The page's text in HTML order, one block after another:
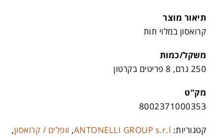
תיאור מוצר
קרואסון במלוי תות
משקל/כמות
250 גרם, 8 פריטים בקרטון
מק"ט
8002371000353
קטגוריות: ANTONELLI GROUP s.r.l
, וופלים / קרואסון,